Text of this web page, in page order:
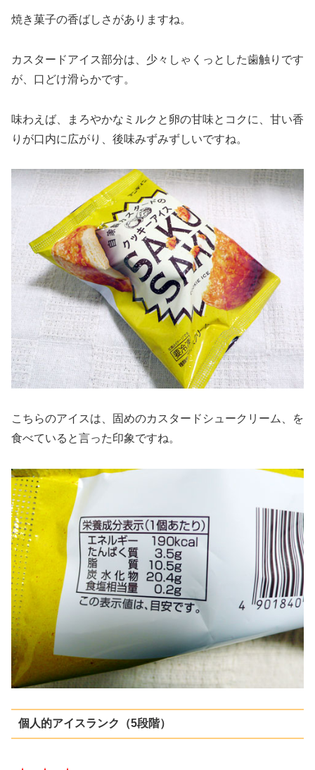
焼き菓子の香ばしさがありますね。
カスタードアイス部分は、少々しゃくっとした歯触りです
が、口どけ滑らかです。
味わえば、まろやかなミルクと卵の甘味とコクに、甘い香
りが口内に広がり、後味みずみずしいですね。
こちらのアイスは、固めのカスタードシュークリーム、を
食べていると言った印象ですね。
個人的アイスランク（5段階）